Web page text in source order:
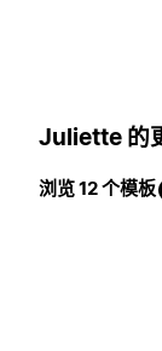
Juliette 的
浏览 12 个模板